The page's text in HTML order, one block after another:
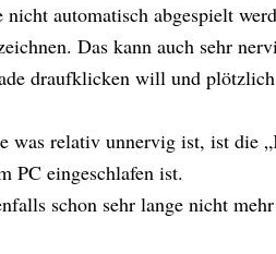
nicht automatisch abgespielt
Das kann auch sehr
draufklicken will und
was relativ unnervig ist, ist die
PC eingeschlafen ist.
schon sehr lange nicht